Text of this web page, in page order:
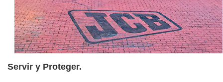
Servir y Proteger.